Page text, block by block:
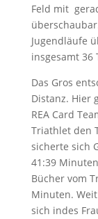
Feld mit
Jugendläufe
insgesamt 36
Das Gros
Distanz. Hier
REA Card
Triathlet den
sicherte sich
41:39
Bücher vom
Minuten.
sich indes